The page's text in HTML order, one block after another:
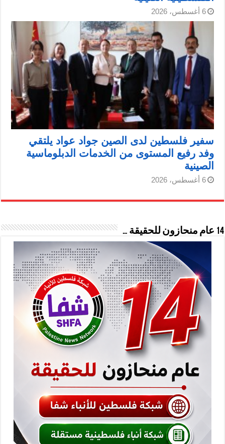
6 أغسطس، 2026
سفير فلسطين لدى الصين جواد عواد يلتقي
وفد رفيع المستوى من الخدمات الدبلوماسية
الصينية
6 أغسطس، 2026
14 عام منحازون للحقيقة …